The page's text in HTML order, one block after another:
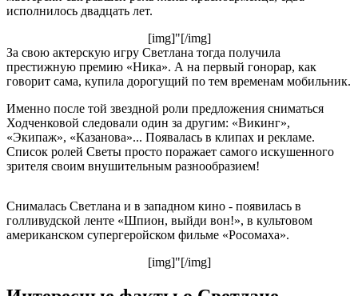
исполнилось двадцать лет.
[img]"[/img]
За свою актерскую игру Светлана тогда получила
престижную премию «Ника». А на первый гонорар, как
говорит сама, купила дорогущий по тем временам мобильник.
Именно после той звездной роли предложения сниматься
Ходченковой следовали один за другим: «Викинг»,
«Экипаж», «Казанова»... Появалась в клипах и рекламе.
Список ролей Светы просто поражает самого искушенного
зрителя своим внушительным разнообразием!
Снималась Светлана и в западном кино - появилась в
голливудской ленте «Шпион, выйди вон!», в культовом
американском супергеройском фильме «Росомаха».
[img]"[/img]